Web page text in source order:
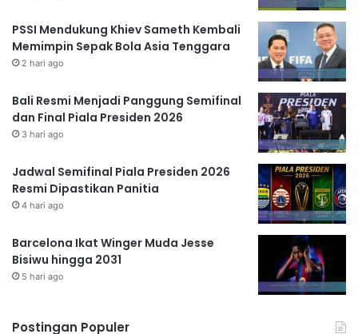
PSSI Mendukung Khiev Sameth Kembali
Memimpin Sepak Bola Asia Tenggara
2 hari ago
Bali Resmi Menjadi Panggung Semifinal
dan Final Piala Presiden 2026
3 hari ago
Jadwal Semifinal Piala Presiden 2026
Resmi Dipastikan Panitia
4 hari ago
Barcelona Ikat Winger Muda Jesse
Bisiwu hingga 2031
5 hari ago
Postingan Populer